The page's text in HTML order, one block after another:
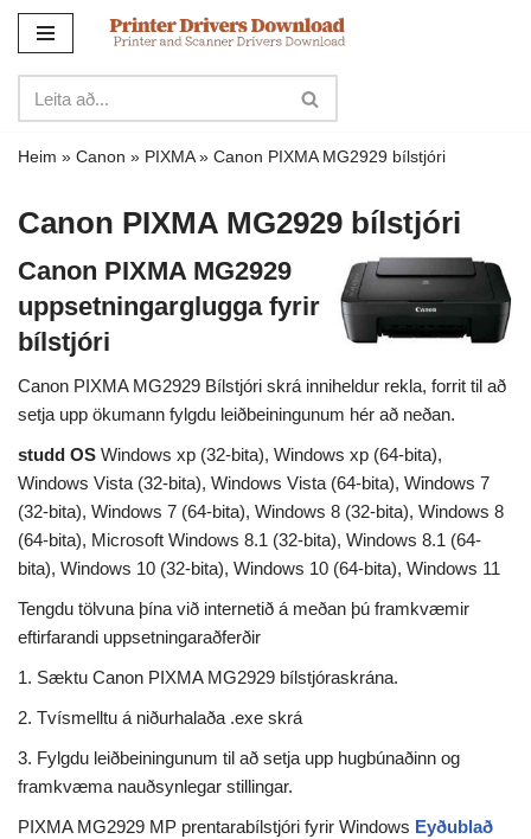
yfir
í
innihald
Heim » Canon » PIXMA» Canon PIXMA MG2929 bílstjóri
Canon PIXMA MG2929 bílstjóri
Canon PIXMA MG2929
uppsetningarglugga fyrir
bílstjóri
Canon PIXMA MG2929 Bílstjóri skrá inniheldur rekla, forrit til að
setja upp ökumann fylgdu leiðbeiningunum hér að neðan.
studd OS Windows xp (32-bita), Windows xp (64-bita),
Windows Vista (32-bita), Windows Vista (64-bita), Windows 7
(32-bita), Windows 7 (64-bita), Windows 8 (32-bita), Windows 8
(64-bita), Microsoft Windows 8.1 (32-bita), Windows 8.1 (64-
bita), Windows 10 (32-bita), Windows 10 (64-bita), Windows 11
Tengdu tölvuna þína við internetið á meðan þú framkvæmir
eftirfarandi uppsetningaraðferðir
1. Sæktu Canon PIXMA MG2929 bílstjóraskrána.
2. Tvísmelltu á niðurhalaða .exe skrá
3. Fylgdu leiðbeiningunum til að setja upp hugbúnaðinn og
framkvæma nauðsynlegar stillingar.
PIXMA MG2929 MP prentarabílstjóri fyrir Windows Eyðublað